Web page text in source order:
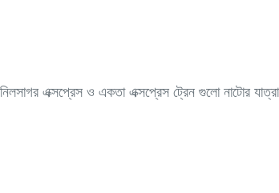
এক্সপ্রেস ও একতা এক্সপ্রেস ট্রেন গুলো নাটোর যাত্রা